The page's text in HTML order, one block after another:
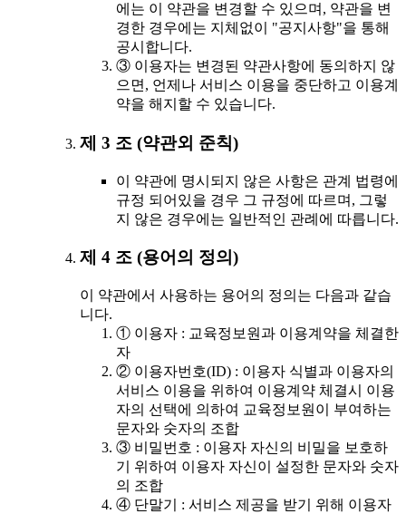
에는 이 약관을 변경할 수 있으며, 약관을 변
경한 경우에는 지체없이 "공지사항"을 통해
공시합니다.
③ 이용자는 변경된 약관사항에 동의하지 않
으면, 언제나 서비스 이용을 중단하고 이용계
약을 해지할 수 있습니다.
제 3 조 (약관외 준칙)
이 약관에 명시되지 않은 사항은 관계 법령에
규정 되어있을 경우 그 규정에 따르며, 그렇
지 않은 경우에는 일반적인 관례에 따릅니다.
제 4 조 (용어의 정의)
이 약관에서 사용하는 용어의 정의는 다음과 같습
니다.
① 이용자 : 교육정보원과 이용계약을 체결한
자
② 이용자번호(ID) : 이용자 식별과 이용자의
서비스 이용을 위하여 이용계약 체결시 이용
자의 선택에 의하여 교육정보원이 부여하는
문자와 숫자의 조합
③ 비밀번호 : 이용자 자신의 비밀을 보호하
기 위하여 이용자 자신이 설정한 문자와 숫자
의 조합
④ 단말기 : 서비스 제공을 받기 위해 이용자